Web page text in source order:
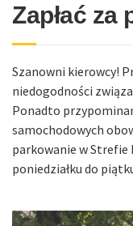
Zapłać
Szanowni kierowcy!
niedogodności
Ponadto
samochodowych
parkowanie w Strefie
poniedziałku do